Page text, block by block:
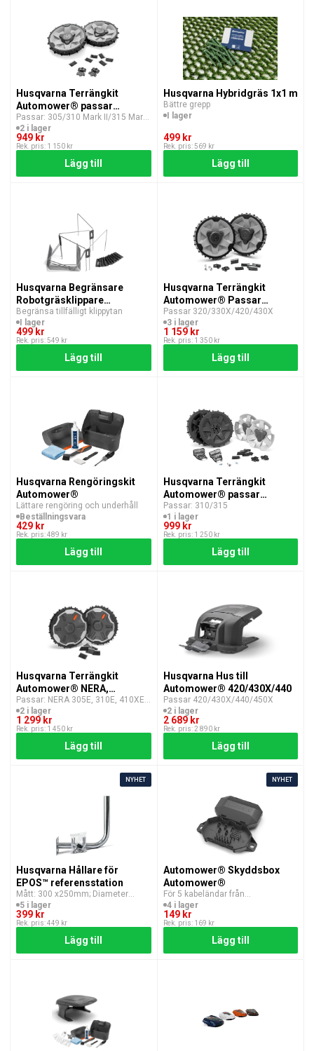
Husqvarna Terrängkit
Automower® passar
305/310 Mark II/315 Mark
II/405X/415X
Passar: 305/310 Mark II/315 Mark
2 i lager
949 kr
Rek. pris: 1 150 kr
Lägg till
Husqvarna Hybridgräs 1x1 m
Bättre grepp
I lager
499 kr
Rek. pris: 569 kr
Lägg till
Husqvarna Begränsare
Robotgräsklippare
Automower®
Begränsa tillfälligt klippytan
I lager
499 kr
Rek. pris: 549 kr
Lägg till
Husqvarna Terrängkit
Automower® Passar
320/330X/420/430X
Passar 320/330X/420/430X
3 i lager
1 159 kr
Rek. pris: 1 350 kr
Lägg till
Husqvarna Rengöringskit
Automower®
Lättare rengöring och underhåll
Beställningsvara
429 kr
Rek. pris: 489 kr
Lägg till
Husqvarna Terrängkit
Automower® passar
310/315
Passar: 310/315
1 i lager
999 kr
Rek. pris: 1 250 kr
Lägg till
Husqvarna Terrängkit
Automower® NERA,
320/430X/450X
Passar: NERA 305E, 310E, 410XE,
320, 430X, 450X
2 i lager
1 299 kr
Rek. pris: 1 450 kr
Lägg till
Husqvarna Hus till
Automower® 420/430X/440
Passar 420/430X/440/450X
2 i lager
2 689 kr
Rek. pris: 2 890 kr
Lägg till
NYHET
Husqvarna Hållare för
EPOS™ referensstation
Mått: 300 x250mm; Diameter
32mm
5 i lager
399 kr
Rek. pris: 449 kr
Lägg till
NYHET
Automower® Skyddsbox
Automower®
För 5 kabeländar från
begränsningsslinga och
guidekablar
4 i lager
149 kr
Rek. pris: 169 kr
Lägg till